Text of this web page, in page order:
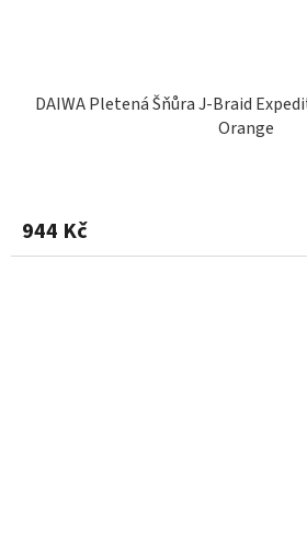
DAIWA Pletená Šňůra J-Braid
Orange
944 Kč